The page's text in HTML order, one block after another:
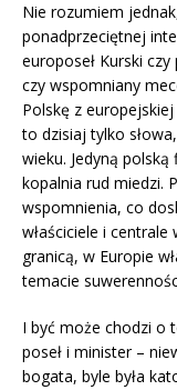
Nie rozumiem
ponadprzeciętnej
europoseł Kurski
czy wspomniany
Polskę z
to dzisiaj tylko
wieku. Jedyną
kopalnia rud miedzi.
wspomnienia, co
właściciele i
granicą, w Europie
temacie
I być może chodzi o
poseł i minister –
bogata, byle była